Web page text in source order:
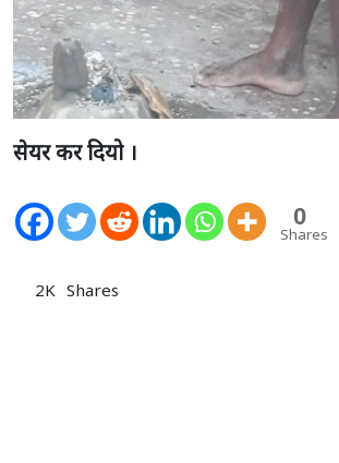
सेयर कर दियो ।
0
Shares
2K Shares